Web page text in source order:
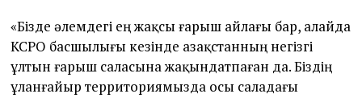
«Бізде әлемдегі ең жақсы ғарыш айлағы бар, алайда
КСРО басшылығы кезінде Қазақстанның негізгі
ұлтын ғарыш саласына жақындатпаған да. Біздің
ұланғайыр территориямызда осы саладағы